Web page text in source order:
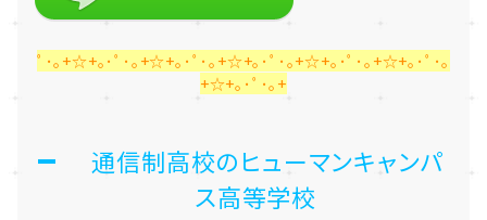
ﾟ･｡+☆+｡･ﾟ･｡+☆+｡･ﾟ･｡+☆+｡･ﾟ･｡+☆+｡･ﾟ･｡+☆+｡･ﾟ･｡
+☆+｡･ﾟ･｡+
通信制高校のヒューマンキャンパ
ス高等学校